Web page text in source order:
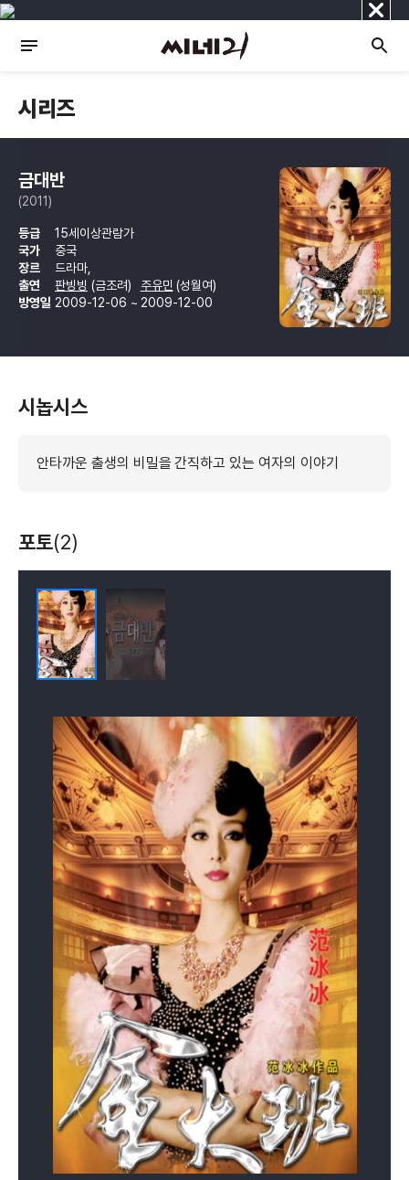
닫
기
시리즈
금대반
(2011)
등급
15세이상관람가
국가
중국
장르
드라마,
출연
판빙빙 (금조려) 주유민 (성월여)
방영일 2009-12-06 ~ 2009-12-00
시놉시스
안타까운 출생의 비밀을 간직하고 있는 여자의 이야기
포토(2)